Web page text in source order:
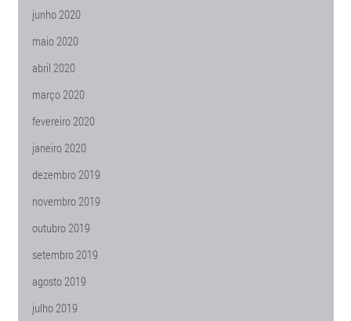
junho 2020
maio 2020
abril 2020
março 2020
fevereiro 2020
janeiro 2020
dezembro 2019
novembro 2019
outubro 2019
setembro 2019
agosto 2019
julho 2019